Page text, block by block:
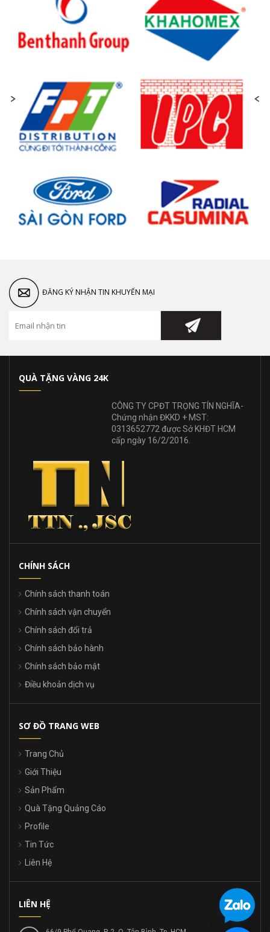
ĐĂNG KÝ NHẬN TIN KHUYẾN MẠI
QUÀ TẶNG VÀNG 24K
CÔNG TY CPĐT TRỌNG TÍN NGHĨA-
Chứng nhận ĐKKD + MST:
0313652772 được Sở KHĐT HCM
cấp ngày 16/2/2016.
CHÍNH SÁCH
Chính sách thanh toán
Chính sách vận chuyển
Chính sách đổi trả
Chính sách bảo hành
Chính sách bảo mật
Điều khoản dịch vụ
SƠ ĐỒ TRANG WEB
Trang Chủ
Giới Thiệu
Sản Phẩm
Quà Tặng Quảng Cáo
Profile
Tin Tức
Liên Hệ
LIÊN HỆ